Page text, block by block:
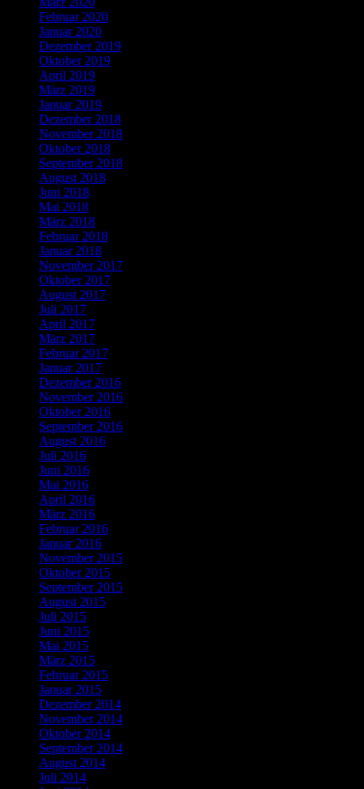
Februar 2020
Januar 2020
Dezember 2019
Oktober 2019
April 2019
März 2019
Januar 2019
Dezember 2018
November 2018
Oktober 2018
September 2018
August 2018
Juni 2018
Mai 2018
März 2018
Februar 2018
Januar 2018
November 2017
Oktober 2017
August 2017
Juli 2017
April 2017
März 2017
Februar 2017
Januar 2017
Dezember 2016
November 2016
Oktober 2016
September 2016
August 2016
Juli 2016
Juni 2016
Mai 2016
April 2016
März 2016
Februar 2016
Januar 2016
November 2015
Oktober 2015
September 2015
August 2015
Juli 2015
Juni 2015
Mai 2015
März 2015
Februar 2015
Januar 2015
Dezember 2014
November 2014
Oktober 2014
September 2014
August 2014
Juli 2014